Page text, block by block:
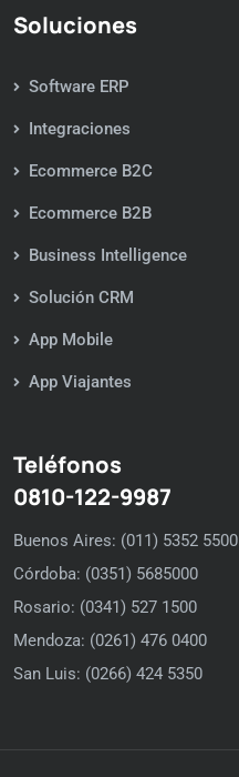
Soluciones
Software ERP
Integraciones
Ecommerce B2C
Ecommerce B2B
Business Intelligence
Solución CRM
App Mobile
App Viajantes
Teléfonos
0810-122-9987
Buenos Aires: (011) 5352 5500
Córdoba: (0351) 5685000
Rosario: (0341) 527 1500
Mendoza: (0261) 476 0400
San Luis: (0266) 424 5350